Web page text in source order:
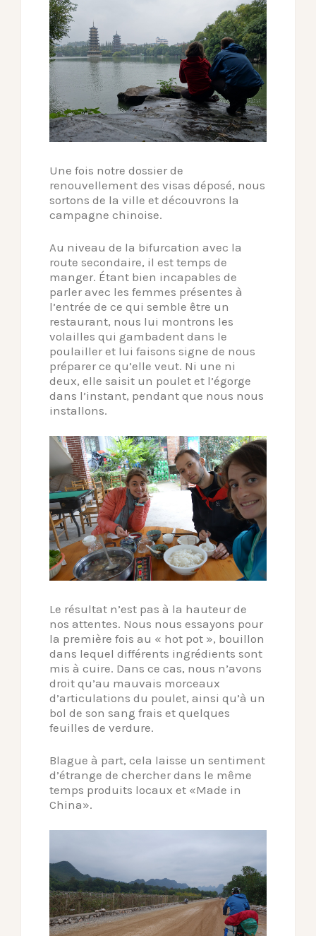
Une fois notre dossier de
renouvellement des visas déposé, nous
sortons de la ville et découvrons la
campagne chinoise.
Au niveau de la bifurcation avec la
route secondaire, il est temps de
manger. Étant bien incapables de
parler avec les femmes présentes à
l’entrée de ce qui semble être un
restaurant, nous lui montrons les
volailles qui gambadent dans le
poulailler et lui faisons signe de nous
préparer ce qu’elle veut. Ni une ni
deux, elle saisit un poulet et l’égorge
dans l’instant, pendant que nous nous
installons.
Le résultat n’est pas à la hauteur de
nos attentes. Nous nous essayons pour
la première fois au « hot pot », bouillon
dans lequel différents ingrédients sont
mis à cuire. Dans ce cas, nous n’avons
droit qu’au mauvais morceaux
d’articulations du poulet, ainsi qu’à un
bol de son sang frais et quelques
feuilles de verdure.
Blague à part, cela laisse un sentiment
d’étrange de chercher dans le même
temps produits locaux et «Made in
China».